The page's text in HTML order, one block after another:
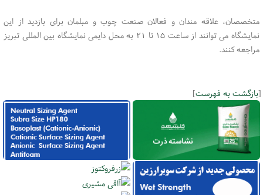
متخصصان، علاقه مندان و فعالان صنعت چوب و مبلمان برای بازدید از این
نمایشگاه می توانند از ساعت ۱۵ تا ۲۱ به محل دایمی نمایشگاه بین المللی تبریز
مراجعه کنند.
[بازگشت به فهرست]